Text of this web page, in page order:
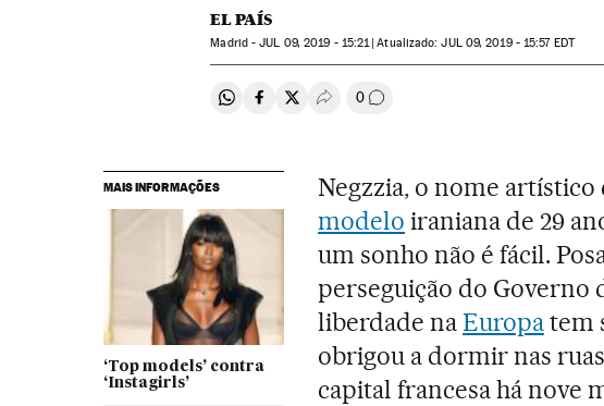
EL PAÍS
Madrid -JUL 09, 2019 - 15:21 atualizado: JUL09, 2019 - 15:57EDT
Compartir en Whatsapp
Compartir en Facebook
Compartir en Twitter
Desplegar Redes Sociales
0 Comentários
MAIS INFORMAÇÕES
‘Top models’ contra
‘Instagirls’
Negzzia, o nome artístico
modelo iraniana de 29
um sonho não é fácil.
perseguição do Governo
liberdade naEuropatem
obrigou a dormir nas
capital francesa há nove